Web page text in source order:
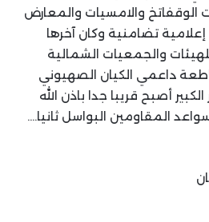
الوقفاتخ والامسيات والمعارض
تضامنية وكان آخرها
والجمعيات الشمالية
داعمي الكيان الصهيوني
أصبح قريبا جدا باذن الله
المقاومين البواسل ثانيا….